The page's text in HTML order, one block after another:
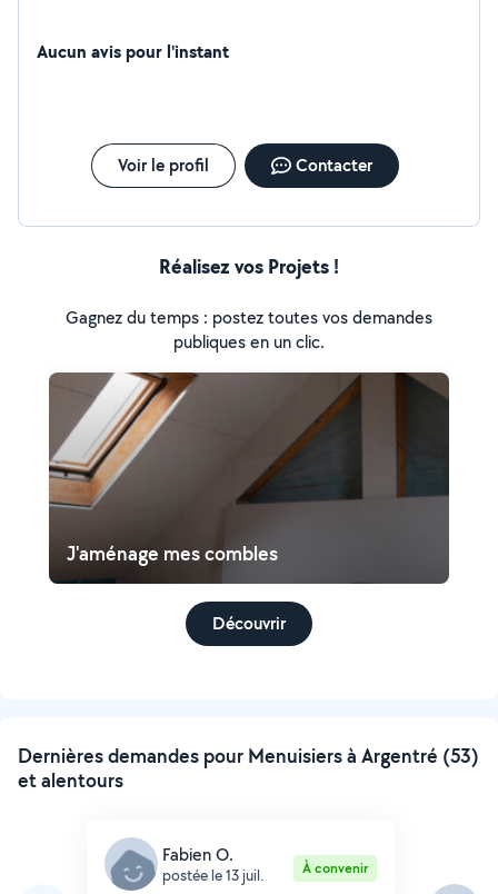
Aucun avis pour l'instant
Voir le profil Contacter
Réalisez vos Projets !
Gagnez du temps : postez toutes vos demandes
publiques en un clic.
J'aménage mes combles
Découvrir
Dernières demandes pour Menuisiers à Argentré (53)
et alentours
Fabien O.
postée le 13 juil. À convenir